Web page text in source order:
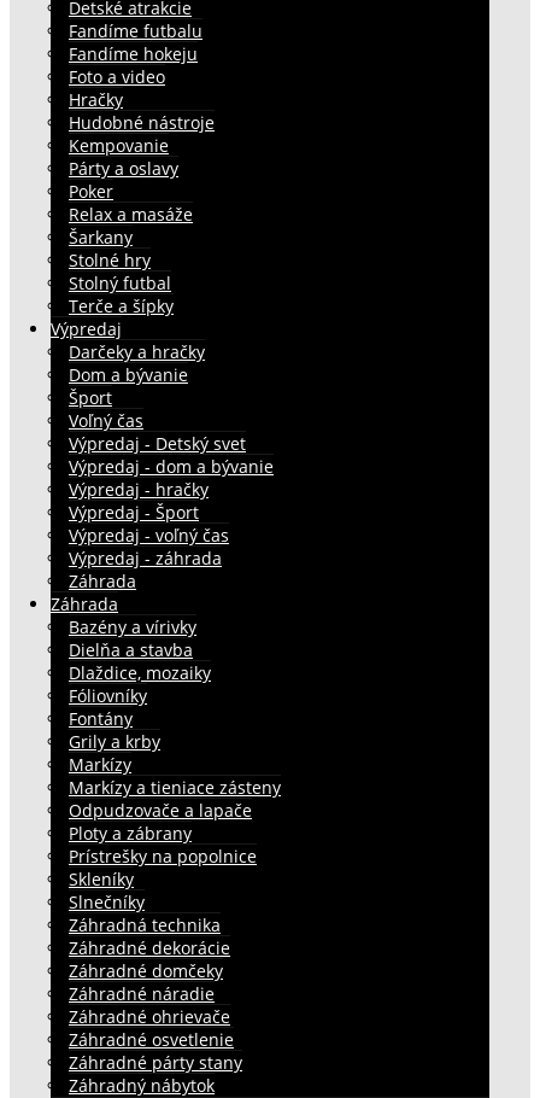
Detské atrakcie
Fandíme futbalu
Fandíme hokeju
Foto a video
Hračky
Hudobné nástroje
Kempovanie
Párty a oslavy
Poker
Relax a masáže
Šarkany
Stolné hry
Stolný futbal
Terče a šípky
Výpredaj
Darčeky a hračky
Dom a bývanie
Šport
Voľný čas
Výpredaj - Detský svet
Výpredaj - dom a bývanie
Výpredaj - hračky
Výpredaj - Šport
Výpredaj - voľný čas
Výpredaj - záhrada
Záhrada
Záhrada
Bazény a vírivky
Dielňa a stavba
Dlaždice, mozaiky
Fóliovníky
Fontány
Grily a krby
Markízy
Markízy a tieniace zásteny
Odpudzovače a lapače
Ploty a zábrany
Prístrešky na popolnice
Skleníky
Slnečníky
Záhradná technika
Záhradné dekorácie
Záhradné domčeky
Záhradné náradie
Záhradné ohrievače
Záhradné osvetlenie
Záhradné párty stany
Záhradný nábytok